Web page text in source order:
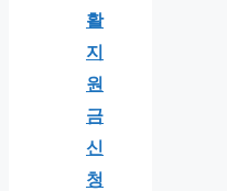
활
지
원
금
신
청